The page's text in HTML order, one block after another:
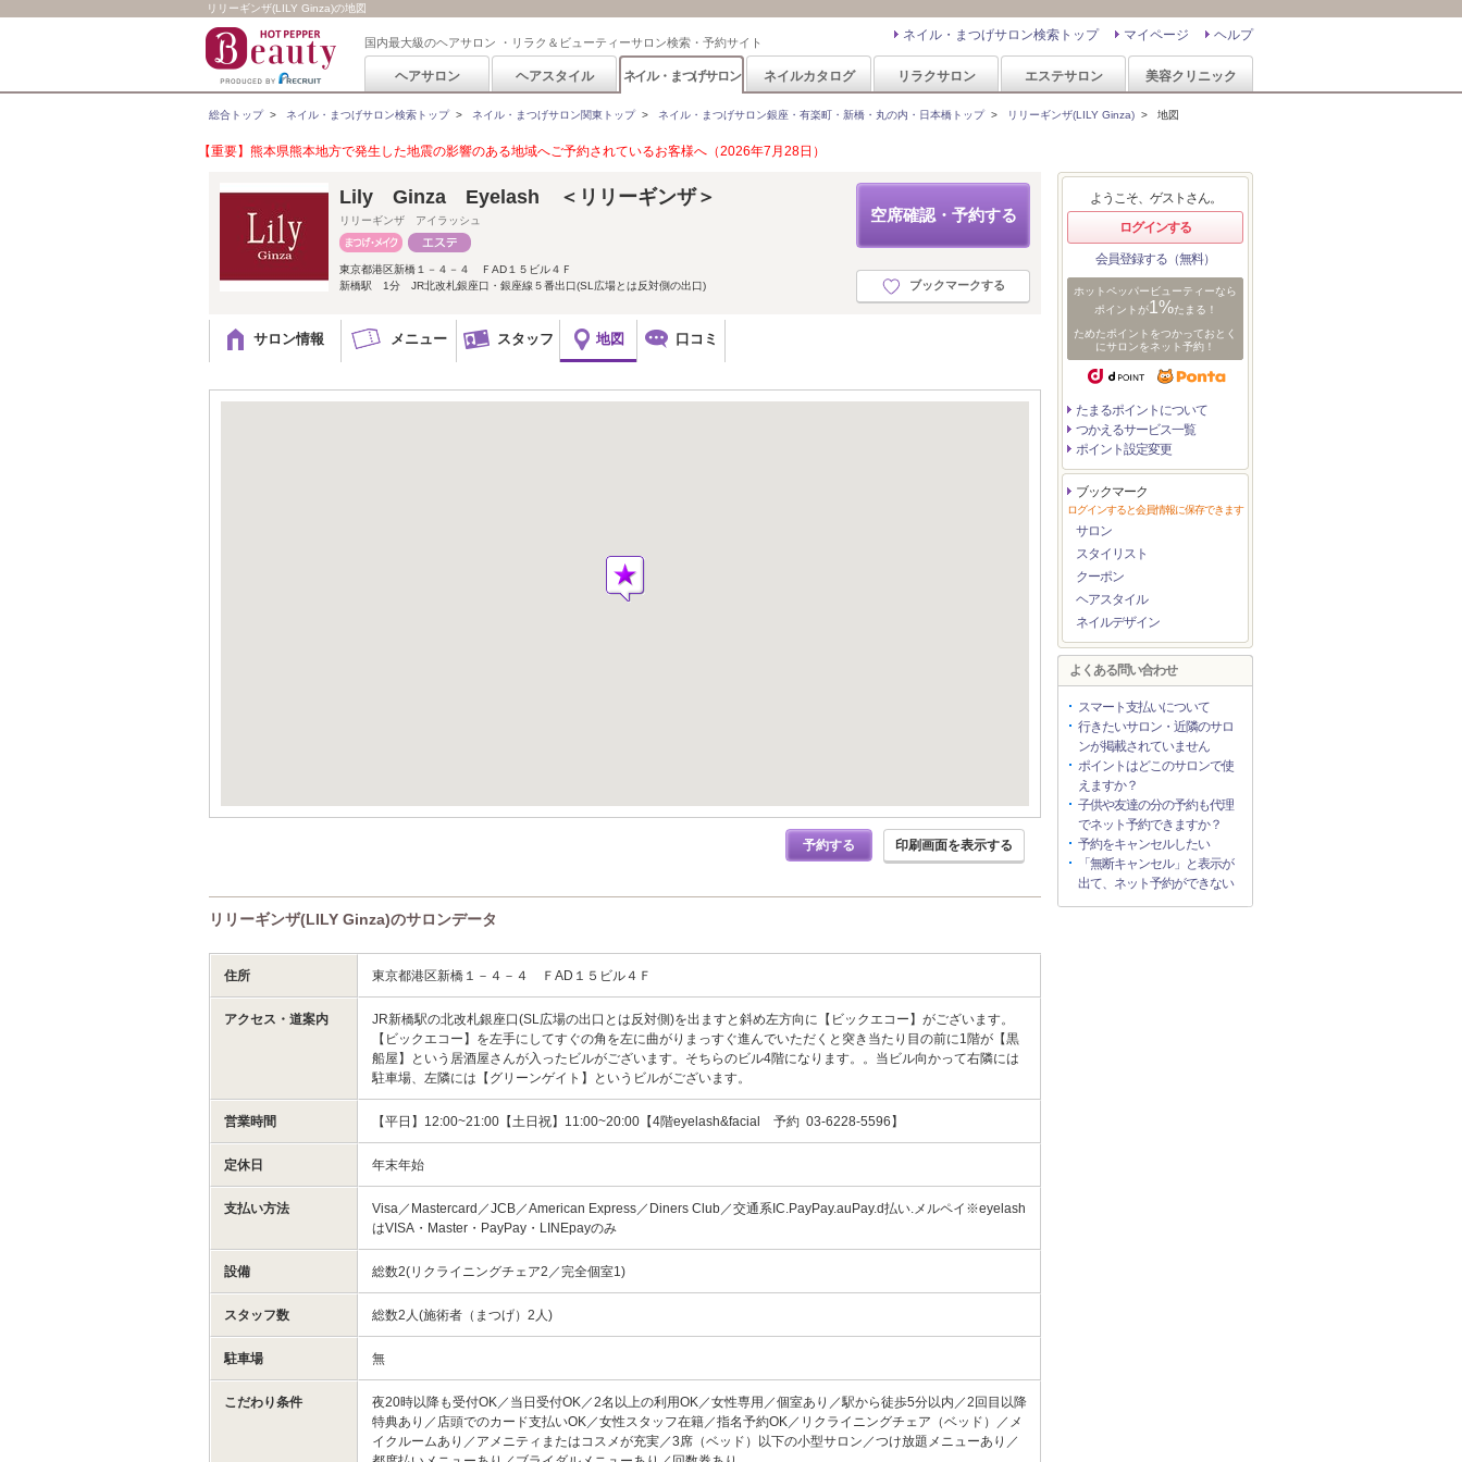
リリーギンザ(LILY Ginza)の地図
国内最大級のヘアサロン ・リラク＆ビューティーサロン検索・予約サイト ヘルプ
マイページ
ネイル・まつげサロン検索トップ
ヘアサロン ヘアスタイル ネイル・まつげサロン ネイルカタログ リラクサロン エステサロン 美容クリニック
総合トップ> ネイル・まつげサロン検索トップ> ネイル・まつげサロン関東トップ> ネイル・まつげサロン銀座・有楽町・新橋・丸の内・日本橋トップ> リリーギンザ(LILY Ginza) > 地図
【重要】熊本県熊本地方で発生した地震の影響のある地域へご予約されているお客様へ（2026年7月28日）
空席確認・予約する
ブックマークする
Lily Ginza Eyelash ＜リリーギンザ＞
リリーギンザ アイラッシュ
東京都港区新橋１－４－４ ＦAD１５ビル４Ｆ
新橋駅 1分 JR北改札銀座口・銀座線５番出口(SL広場とは反対側の出口)
サロン情報 メニュー スタッフ 地図 口コミ
予約する 印刷画面を表示する
リリーギンザ(LILY Ginza)のサロンデータ
住所 東京都港区新橋１－４－４ ＦAD１５ビル４Ｆ
アクセス・道案内
JR新橋駅の北改札銀座口(SL広場の出口とは反対側)を出ますと斜め左方向に【ビックエコー】がございます。
【ビックエコー】を左手にしてすぐの角を左に曲がりまっすぐ進んでいただくと突き当たり目の前に1階が【黒
船屋】という居酒屋さんが入ったビルがございます。そちらのビル4階になります。。当ビル向かって右隣には
駐車場、左隣には【グリーンゲイト】というビルがございます。
営業時間 【平日】12:00~21:00【土日祝】11:00~20:00【4階eyelash&facial 予約 03-6228-5596】
定休日 年末年始
支払い方法
Visa／Mastercard／JCB／American Express／Diners Club／交通系IC.PayPay.auPay.d払い.メルペイ※eyelash
はVISA・Master・PayPay・LINEpayのみ
設備 総数2(リクライニングチェア2／完全個室1)
スタッフ数 総数2人(施術者（まつげ）2人)
駐車場 無
こだわり条件
夜20時以降も受付OK／当日受付OK／2名以上の利用OK／女性専用／個室あり／駅から徒歩5分以内／2回目以降
特典あり／店頭でのカード支払いOK／女性スタッフ在籍／指名予約OK／リクライニングチェア（ベッド）／メ
イクルームあり／アメニティまたはコスメが充実／3席（ベッド）以下の小型サロン／つけ放題メニューあり／
ようこそ、ゲストさん。
ログインする
会員登録する（無料）
ホットペッパービューティーなら
ポイントが1%たまる！
ためたポイントをつかっておとく
にサロンをネット予約！
たまるポイントについて
つかえるサービス一覧
ポイント設定変更
ブックマーク
ログインすると会員情報に保存できます
サロン
スタイリスト
クーポン
ヘアスタイル
ネイルデザイン
よくある問い合わせ
スマート支払いについて
行きたいサロン・近隣のサロ
ンが掲載されていません
ポイントはどこのサロンで使
えますか？
子供や友達の分の予約も代理
でネット予約できますか？
予約をキャンセルしたい
「無断キャンセル」と表示が
出て、ネット予約ができない